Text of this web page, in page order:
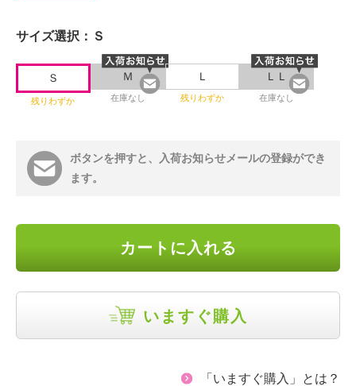
サイズ選択： Ｓ
Ｓ
残りわずか
Ｍ
在庫なし
Ｌ
残りわずか
ＬＬ
在庫なし
ボタンを押すと、入荷お知らせメールの登録ができ
ます。
カートに入れる
いますぐ購入
「いますぐ購入」とは？